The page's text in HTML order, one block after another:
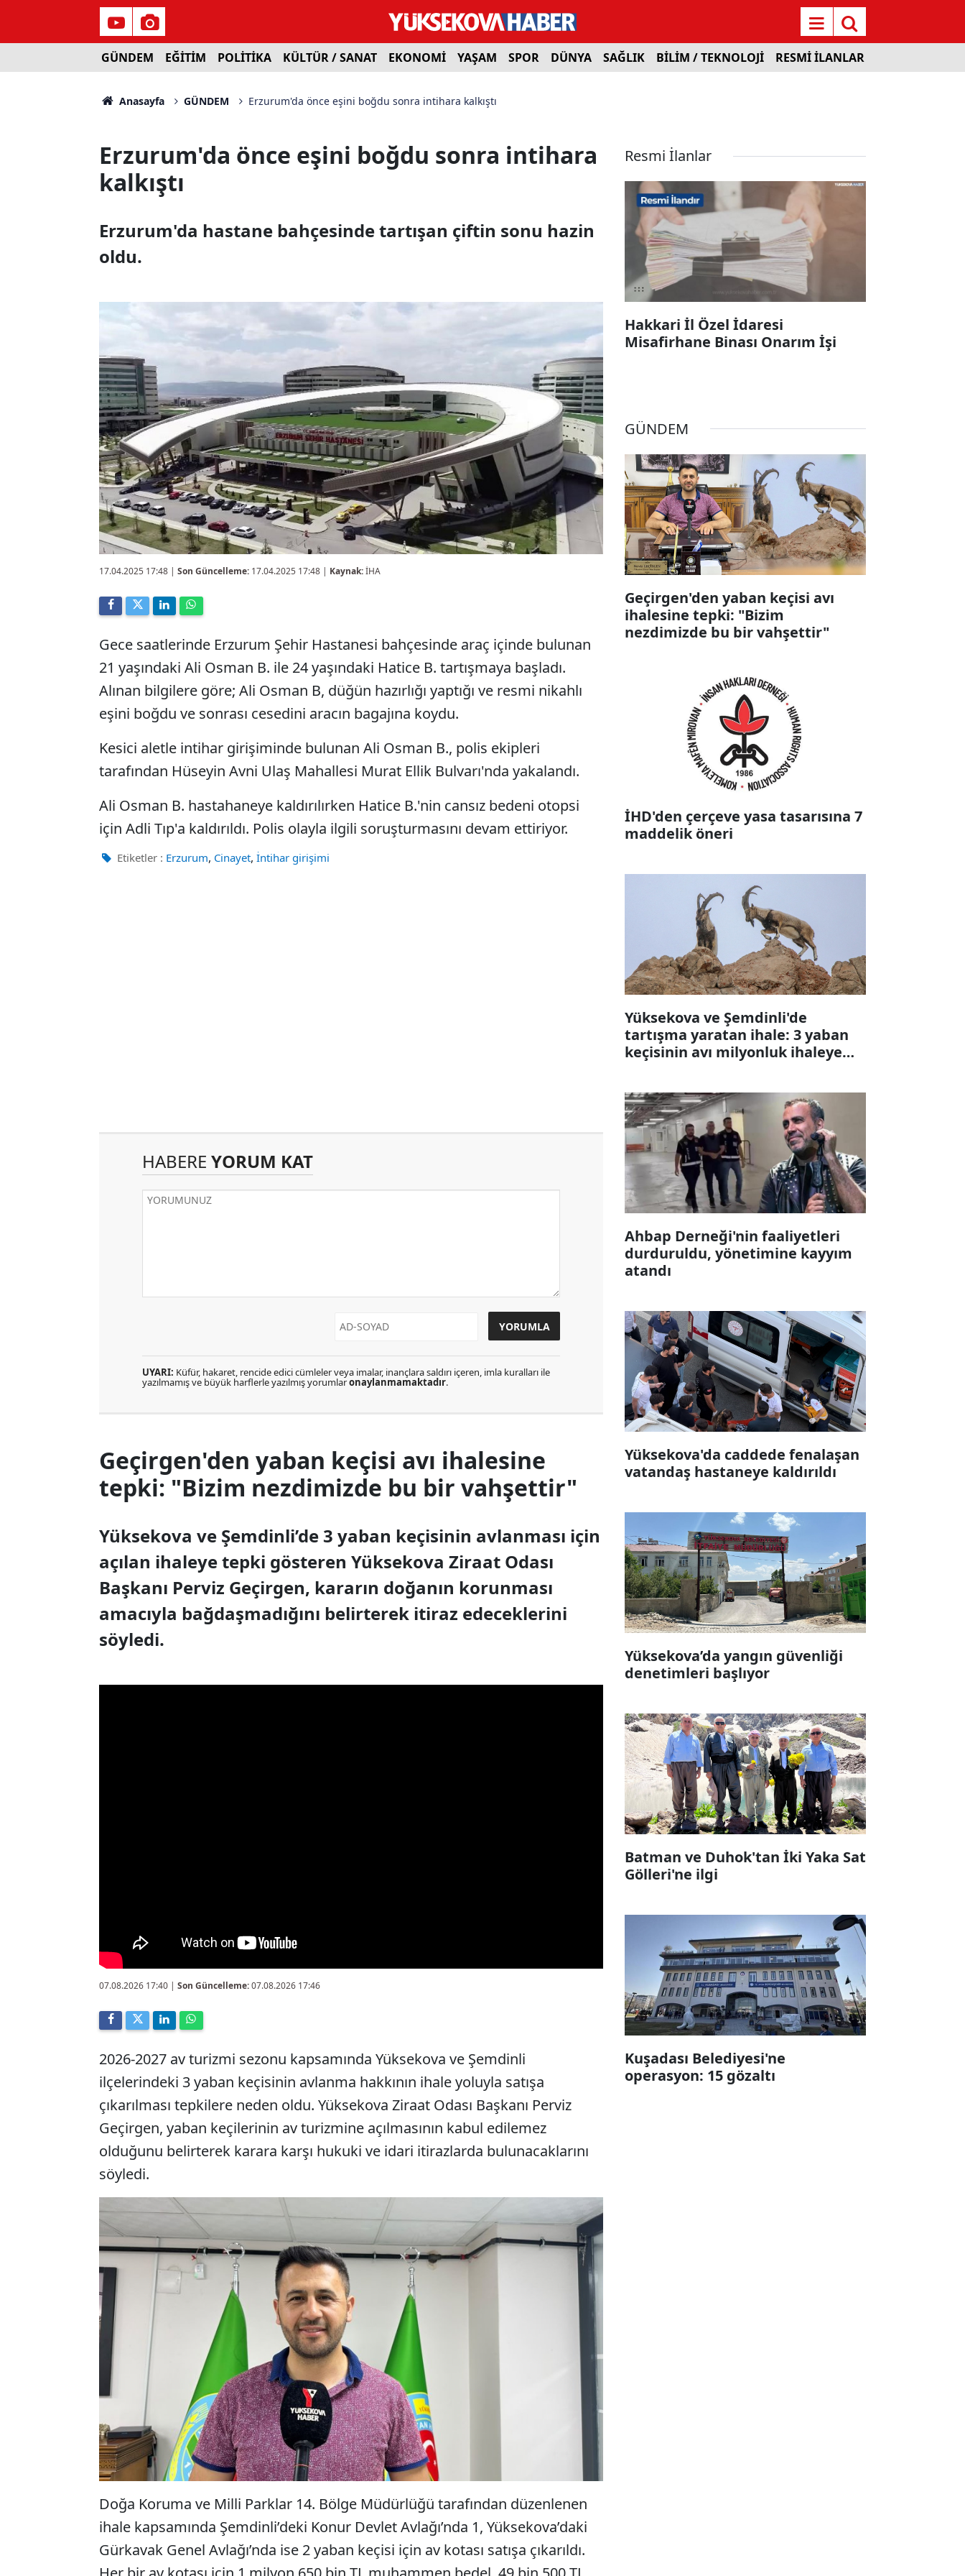
GÜNDEM EĞİTİM POLİTİKA KÜLTÜR / SANAT EKONOMİ YAŞAM SPOR DÜNYA SAĞLIK BİLİM / TEKNOLOJİ RESMİ İLANLAR
Anasayfa GÜNDEM Erzurum'da önce eşini boğdu sonra intihara kalkıştı
Erzurum'da önce eşini boğdu sonra intihara
kalkıştı
Erzurum'da hastane bahçesinde tartışan çiftin sonu hazin
oldu.
17.04.2025 17:48 | Son Güncelleme: 17.04.2025 17:48 | Kaynak:İHA
Gece saatlerinde Erzurum Şehir Hastanesi bahçesinde araç içinde bulunan
21 yaşındaki Ali Osman B. ile 24 yaşındaki Hatice B. tartışmaya başladı.
Alınan bilgilere göre; Ali Osman B, düğün hazırlığı yaptığı ve resmi nikahlı
eşini boğdu ve sonrası cesedini aracın bagajına koydu.
Kesici aletle intihar girişiminde bulunan Ali Osman B., polis ekipleri
tarafından Hüseyin Avni Ulaş Mahallesi Murat Ellik Bulvarı'nda yakalandı.
Ali Osman B. hastahaneye kaldırılırken Hatice B.'nin cansız bedeni otopsi
için Adli Tıp'a kaldırıldı. Polis olayla ilgili soruşturmasını devam ettiriyor.
Etiketler : Erzurum, Cinayet, İntihar girişimi
HABERE YORUM KAT
UYARI: Küfür, hakaret, rencide edici cümleler veya imalar, inançlara saldırı içeren, imla kuralları ile
yazılmamış ve büyük harflerle yazılmış yorumlaronaylanmamaktadır.
Geçirgen'den yaban keçisi avı ihalesine
tepki: "Bizim nezdimizde bu bir vahşettir"
Yüksekova ve Şemdinli’de 3 yaban keçisinin avlanması için
açılan ihaleye tepki gösteren Yüksekova Ziraat Odası
Başkanı Perviz Geçirgen, kararın doğanın korunması
amacıyla bağdaşmadığını belirterek itiraz edeceklerini
söyledi.
07.08.2026 17:40 | Son Güncelleme:07.08.2026 17:46
2026-2027 av turizmi sezonu kapsamında Yüksekova ve Şemdinli
ilçelerindeki 3 yaban keçisinin avlanma hakkının ihale yoluyla satışa
çıkarılması tepkilere neden oldu. Yüksekova Ziraat Odası Başkanı Perviz
Geçirgen, yaban keçilerinin av turizmine açılmasının kabul edilemez
olduğunu belirterek karara karşı hukuki ve idari itirazlarda bulunacaklarını
söyledi.
Doğa Koruma ve Milli Parklar 14. Bölge Müdürlüğü tarafından düzenlenen
ihale kapsamında Şemdinli’deki Konur Devlet Avlağı’nda 1, Yüksekova’daki
Gürkavak Genel Avlağı’nda ise 2 yaban keçisi için av kotası satışa çıkarıldı.
Resmi İlanlar
Hakkari İl Özel İdaresi
Misafirhane Binası Onarım İşi
GÜNDEM
Geçirgen'den yaban keçisi avı
ihalesine tepki: "Bizim
nezdimizde bu bir vahşettir"
İHD'den çerçeve yasa tasarısına 7
maddelik öneri
Yüksekova ve Şemdinli'de
tartışma yaratan ihale: 3 yaban
keçisinin avı milyonluk ihaleye
Ahbap Derneği'nin faaliyetleri
durduruldu, yönetimine kayyım
atandı
Yüksekova'da caddede fenalaşan
vatandaş hastaneye kaldırıldı
Yüksekova’da yangın güvenliği
denetimleri başlıyor
Batman ve Duhok'tan İki Yaka Sat
Gölleri'ne ilgi
Kuşadası Belediyesi'ne
operasyon: 15 gözaltı